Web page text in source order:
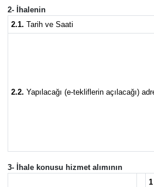
2- İhalenin
2.1. Tarih ve Saati
2.2. Yapılacağı (e-tekliflerin açılacağı)
3- İhale konusu hizmet alımının